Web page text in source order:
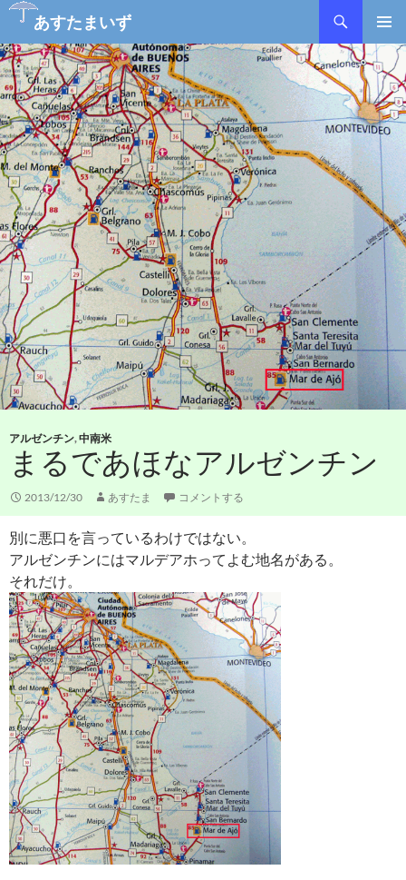
あすたまいず
メインメ
ニュー
ン
テ
ン
ツ
へ
ス
キ
ッ
プ
アルゼンチン,中南米
まるであほなアルゼンチン
2013/12/30 あすたま コメントする
別に悪口を言っているわけではない。
アルゼンチンにはマルデアホってよむ地名がある。
それだけ。